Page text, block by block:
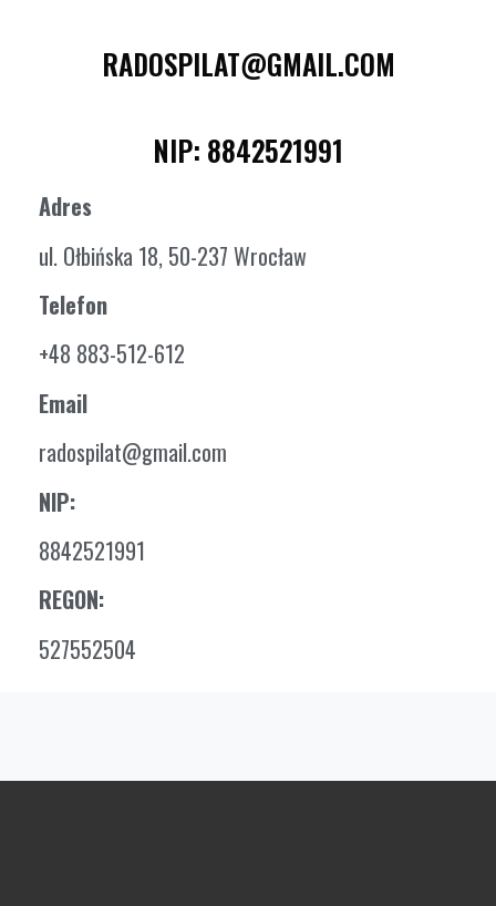
RADOSPILAT@GMAIL.COM
NIP: 8842521991
Adres
ul. Ołbińska 18, 50-237 Wrocław
Telefon
+48 883-512-612
Email
radospilat@gmail.com
NIP:
8842521991
REGON:
527552504